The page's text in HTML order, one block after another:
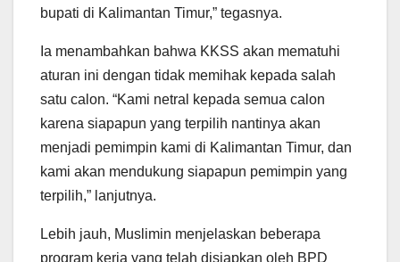
bupati di Kalimantan Timur,” tegasnya.
Ia menambahkan bahwa KKSS akan mematuhi
aturan ini dengan tidak memihak kepada salah
satu calon. “Kami netral kepada semua calon
karena siapapun yang terpilih nantinya akan
menjadi pemimpin kami di Kalimantan Timur, dan
kami akan mendukung siapapun pemimpin yang
terpilih,” lanjutnya.
Lebih jauh, Muslimin menjelaskan beberapa
program kerja yang telah disiapkan oleh BPD